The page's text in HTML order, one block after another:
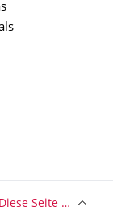
Diese Seite …